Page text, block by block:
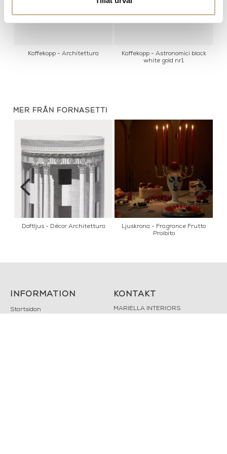
Kaffekopp - Architettura
Kaffekopp - Astronomici black
white gold nr1
MER FRÅN FORNASETTI
Doftljus - Décor Architettura
Ljuskrona - Fragrance Frutto
Proibito
INFORMATION
Startsidan
KONTAKT
MARIELLA INTERIORS